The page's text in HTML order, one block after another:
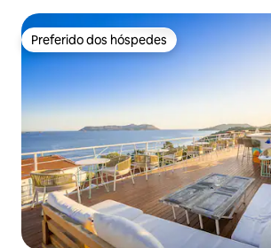
Preferido dos hóspedes
Preferido dos hóspedes